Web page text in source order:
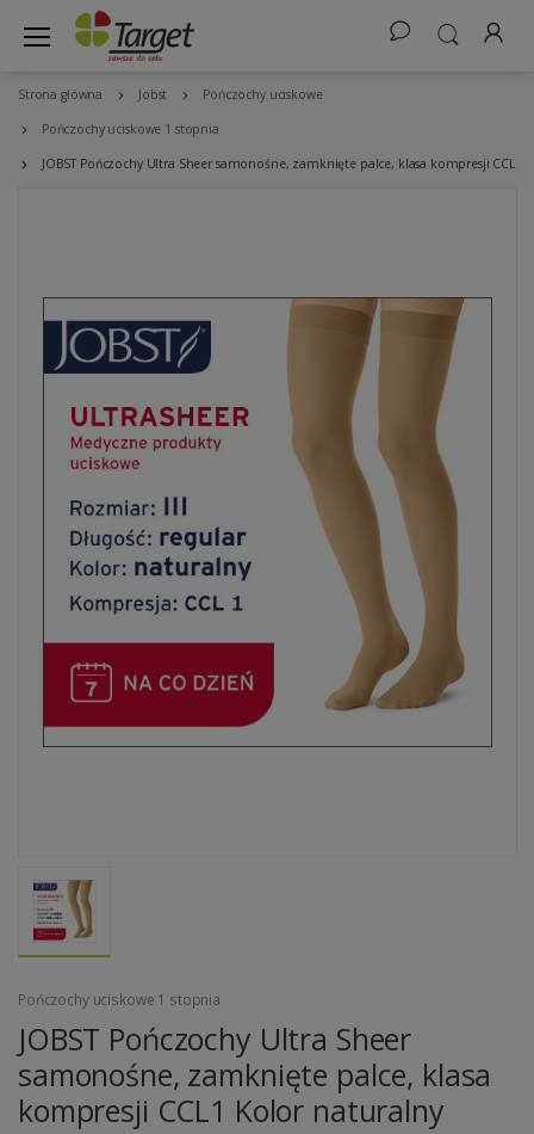
Strona główna Jobst Pończochy uciskowe
Pończochy uciskowe 1 stopnia
JOBST Pończochy Ultra Sheer samonośne, zamknięte palce, klasa kompresji CCL1
Pończochy uciskowe 1 stopnia
JOBST Pończochy Ultra Sheer
samonośne, zamknięte palce, klasa
kompresji CCL1 Kolor naturalny